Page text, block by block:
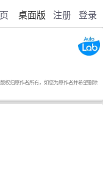
桌面版 注册 登录
权归原作者所有，如您为原作者并希望删除